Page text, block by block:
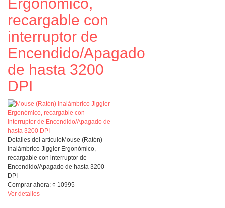
Ergonómico,
recargable con
interruptor de
Encendido/Apagado
de hasta 3200
DPI
Detalles del artículoMouse (Ratón)
inalámbrico Jiggler Ergonómico,
recargable con interruptor de
Encendido/Apagado de hasta 3200
DPI
Comprar ahora: ¢ 10995
Ver detalles